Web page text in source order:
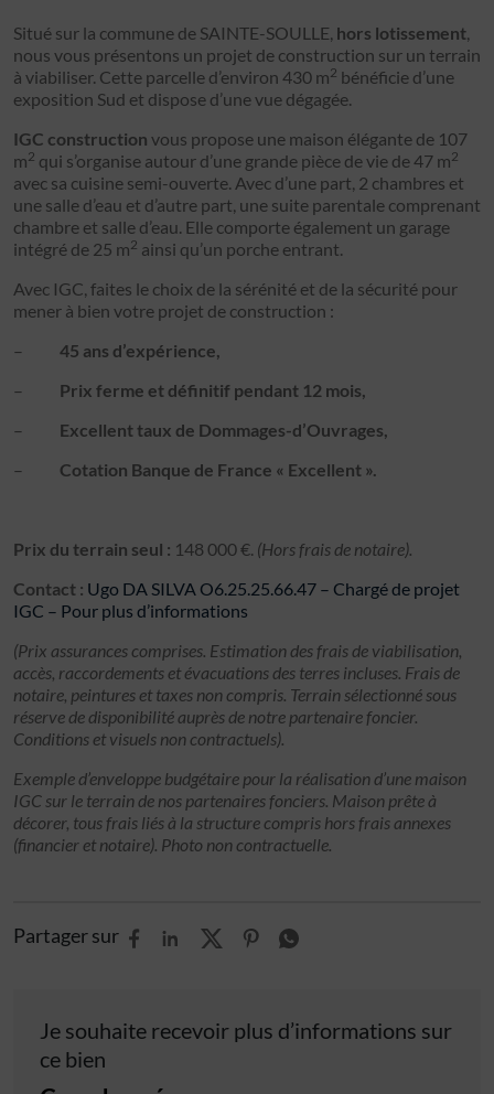
Situé sur la commune de SAINTE-SOULLE, hors lotissement,
nous vous présentons un projet de construction sur un terrain
à viabiliser. Cette parcelle d’environ 430 m2 bénéficie d’une
exposition Sud et dispose d’une vue dégagée.
IGC construction vous propose une maison élégante de 107
m2 qui s’organise autour d’une grande pièce de vie de 47 m2
avec sa cuisine semi-ouverte. Avec d’une part, 2 chambres et
une salle d’eau et d’autre part, une suite parentale comprenant
chambre et salle d’eau. Elle comporte également un garage
intégré de 25 m2 ainsi qu’un porche entrant.
Avec IGC, faites le choix de la sérénité et de la sécurité pour
mener à bien votre projet de construction :
– 45 ans d’expérience,
– Prix ferme et définitif pendant 12 mois,
– Excellent taux de Dommages-d’Ouvrages,
– Cotation Banque de France « Excellent ».
Prix du terrain seul : 148 000 €. (Hors frais de notaire).
Contact : Ugo DA SILVA O6.25.25.66.47 – Chargé de projet
IGC – Pour plus d’informations
(Prix assurances comprises. Estimation des frais de viabilisation,
accès, raccordements et évacuations des terres incluses. Frais de
notaire, peintures et taxes non compris. Terrain sélectionné sous
réserve de disponibilité auprès de notre partenaire foncier.
Conditions et visuels non contractuels).
Exemple d’enveloppe budgétaire pour la réalisation d’une maison
IGC sur le terrain de nos partenaires fonciers. Maison prête à
décorer, tous frais liés à la structure compris hors frais annexes
(financier et notaire). Photo non contractuelle.
Partager sur
Je souhaite recevoir plus d’informations sur
ce bien